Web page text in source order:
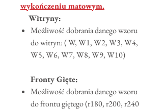
wykończeniu matowym.
Witryny:
Możliwość dobrania danego wzoru
do witryn: ( W, W1, W2, W3, W4,
W5, W6, W7, W8, W9, W10)
Fronty Gięte:
Możliwość dobrania danego wzoru
do frontu giętego (r180, r200, r240